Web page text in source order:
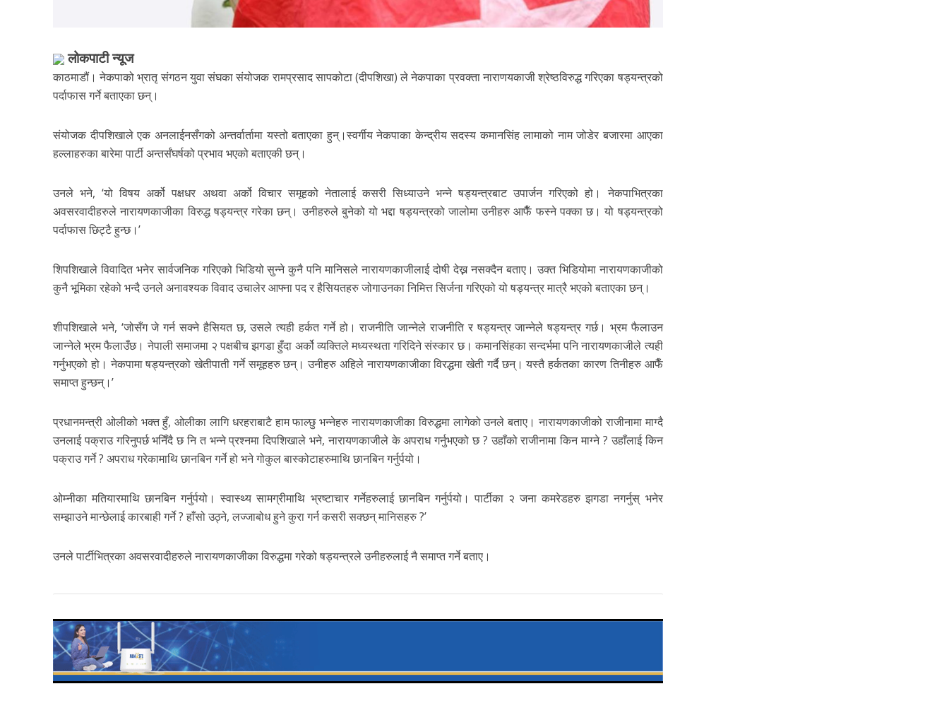
लोकपाटी न्यूज
काठमाडौं। नेकपाको भ्रातृ संगठन युवा संघका संयोजक रामप्रसाद सापकोटा (दीपशिखा) ले नेकपाका प्रवक्ता नाराणयकाजी श्रेष्ठविरुद्ध गरिएका षड्यन्त्रको
पर्दाफास गर्ने बताएका छन्।
संयोजक दीपशिखाले एक अनलाईनसँगको अन्तर्वार्तामा यस्तो बताएका हुन्।स्वर्गीय नेकपाका केन्द्रीय सदस्य कमानसिंह लामाको नाम जोडेर बजारमा आएका
हल्लाहरुका बारेमा पार्टी अन्तर्संघर्षको प्रभाव भएको बताएकी छन्।
उनले भने, ‘यो विषय अर्को पक्षधर अथवा अर्को विचार समूहको नेतालाई कसरी सिध्याउने भन्ने षड्यन्त्रबाट उपार्जन गरिएको हो। नेकपाभित्रका
अवसरवादीहरुले नारायणकाजीका विरुद्ध षड्यन्त्र गरेका छन्। उनीहरुले बुनेको यो भद्दा षड्यन्त्रको जालोमा उनीहरु आफैँ फस्ने पक्का छ। यो षड्यन्त्रको
पर्दाफास छिट्टै हुन्छ।’
शिपशिखाले विवादित भनेर सार्वजनिक गरिएको भिडियो सुन्ने कुनै पनि मानिसले नारायणकाजीलाई दोषी देख्न नसक्दैन बताए। उक्त भिडियोमा नारायणकाजीको
कुनै भूमिका रहेको भन्दै उनले अनावश्यक विवाद उचालेर आफ्ना पद र हैसियतहरु जोगाउनका निमित्त सिर्जना गरिएको यो षड्यन्त्र मात्रै भएको बताएका छन्।
शीपशिखाले भने, ‘जोसँग जे गर्न सक्ने हैसियत छ, उसले त्यही हर्कत गर्ने हो। राजनीति जान्नेले राजनीति र षड्यन्त्र जान्नेले षड्यन्त्र गर्छ। भ्रम फैलाउन
जान्नेले भ्रम फैलाउँछ। नेपाली समाजमा २ पक्षबीच झगडा हुँदा अर्को व्यक्तिले मध्यस्थता गरिदिने संस्कार छ। कमानसिंहका सन्दर्भमा पनि नारायणकाजीले त्यही
गर्नुभएको हो। नेकपामा षड्यन्त्रको खेतीपाती गर्ने समूहहरु छन्। उनीहरु अहिले नारायणकाजीका विरद्धमा खेती गर्दै छन्। यस्तै हर्कतका कारण तिनीहरु आफैँ
समाप्त हुन्छन्।’
प्रधानमन्त्री ओलीको भक्त हुँ, ओलीका लागि धरहराबाटै हाम फाल्छु भन्नेहरु नारायणकाजीका विरुद्धमा लागेको उनले बताए। नारायणकाजीको राजीनामा माग्दै
उनलाई पक्राउ गरिनुपर्छ भनिँदै छ नि त भन्ने प्रश्नमा दिपशिखाले भने, नारायणकाजीले के अपराध गर्नुभएको छ ? उहाँको राजीनामा किन माग्ने ? उहाँलाई किन
पक्राउ गर्ने ? अपराध गरेकामाथि छानबिन गर्ने हो भने गोकुल बास्कोटाहरुमाथि छानबिन गर्नुर्पयो।
ओम्नीका मतियारमाथि छानबिन गर्नुर्पयो। स्वास्थ्य सामग्रीमाथि भ्रष्टाचार गर्नेहरुलाई छानबिन गर्नुर्पयो। पार्टीका २ जना कमरेडहरु झगडा नगर्नुस् भनेर
सम्झाउने मान्छेलाई कारबाही गर्ने ? हाँसो उठ्ने, लज्जाबोध हुने कुरा गर्न कसरी सक्छन् मानिसहरु ?’
उनले पार्टीभित्रका अवसरवादीहरुले नारायणकाजीका विरुद्धमा गरेको षड्यन्त्रले उनीहरुलाई नै समाप्त गर्ने बताए।